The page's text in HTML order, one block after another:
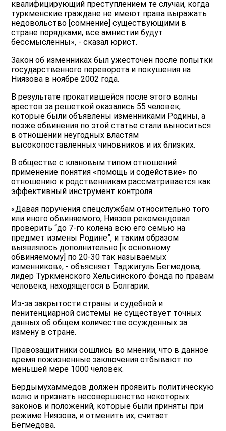
квалифицирующий преступлением те случаи, когда
туркменские граждане не имеют права выражать
недовольство [сомнение] существующими в
стране порядками, все амнистии будут
бессмысленны», - сказал юрист.
Закон об изменниках был ужесточен после попытки
государственного переворота и покушения на
Ниязова в ноябре 2002 года.
В результате прокатившейся после этого волны
арестов за решеткой оказались 55 человек,
которые были объявлены изменниками Родины, а
позже обвинения по этой статье стали выноситься
в отношении неугодных властям
высокопоставленных чиновников и их близких.
В обществе с клановым типом отношений
применение понятия «помощь и содействие» по
отношению к родственникам рассматривается как
эффективный инструмент контроля.
«Давая поручения спецслужбам относительно того
или иного обвиняемого, Ниязов рекомендовал
проверить “до 7-го колена всю его семью на
предмет измены Родине”, и таким образом
выявлялось дополнительно [к основному
обвиняемому] по 20-30 так называемых
изменников», - объясняет Таджигуль Бегмедова,
лидер Туркменского Хельсинского фонда по правам
человека, находящегося в Болгарии.
Из-за закрытости страны и судебной и
пенитенциарной системы не существует точных
данных об общем количестве осужденных за
измену в стране.
Правозащитники сошлись во мнении, что в данное
время пожизненные заключения отбывают по
меньшей мере 1000 человек.
Бердымухаммедов должен проявить политическую
волю и признать несовершенство некоторых
законов и положений, которые были приняты при
режиме Ниязова, и отменить их, считает
Бегмедова.